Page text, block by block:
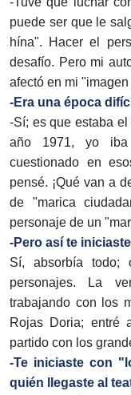
puede ser que le
hína". Hacer el
desafío. Pero mi
afectó en mi
-Era una época
-Sí; es que estaba
año 1971, yo iba
cuestionado en
pensé. ¡Qué van a
de "marica
personaje de un
-Pero así te
Sí, absorbía
personajes. La
trabajando con los
Rojas Doria; entré
partido con los
-Te iniciaste con
quién llegaste al